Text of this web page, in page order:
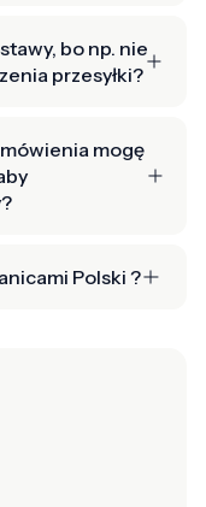
bo np. nie
przesyłki?
mogę
Polski ?